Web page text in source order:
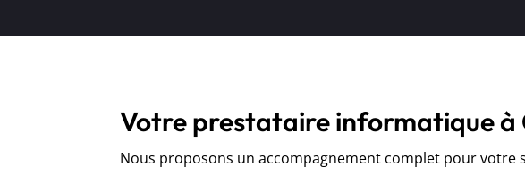
Votre prestataire informatique à
Nous proposons un accompagnement complet pour votre